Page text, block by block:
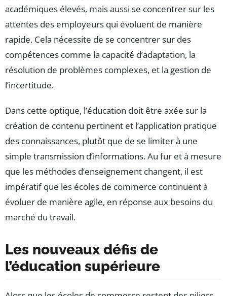
académiques élevés, mais aussi se concentrer sur les
attentes des employeurs qui évoluent de manière
rapide. Cela nécessite de se concentrer sur des
compétences comme la capacité d’adaptation, la
résolution de problèmes complexes, et la gestion de
l’incertitude.
Dans cette optique, l’éducation doit être axée sur la
création de contenu pertinent et l’application pratique
des connaissances, plutôt que de se limiter à une
simple transmission d’informations. Au fur et à mesure
que les méthodes d’enseignement changent, il est
impératif que les écoles de commerce continuent à
évoluer de manière agile, en réponse aux besoins du
marché du travail.
Les nouveaux défis de
l’éducation supérieure